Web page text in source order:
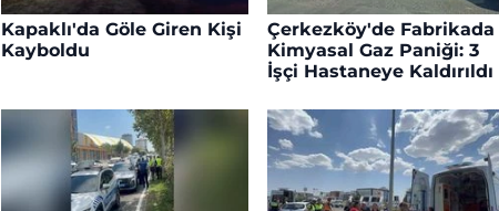
Kapaklı'da Göle Giren Kişi
Kayboldu
Çerkezköy'de Fabrikada
Kimyasal Gaz Paniği: 3
İşçi Hastaneye Kaldırıldı